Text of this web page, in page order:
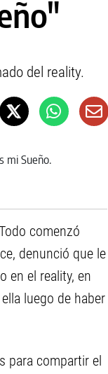
del reality.
comenzó
denunció que le
en el reality, en
luego de haber
para compartir el